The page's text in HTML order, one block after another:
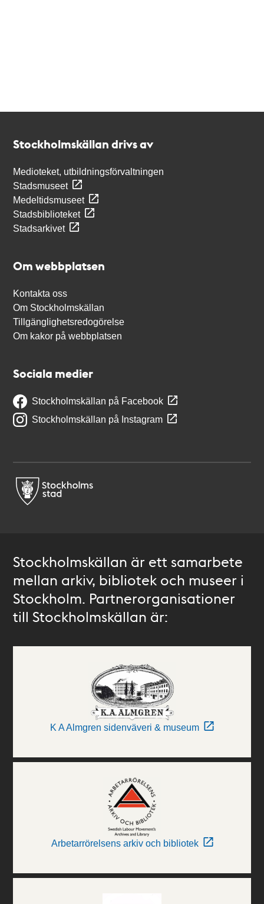
Stockholmskällan drivs av
Medioteket, utbildningsförvaltningen
Stadsmuseet
Medeltidsmuseet
Stadsbiblioteket
Stadsarkivet
Om webbplatsen
Kontakta oss
Om Stockholmskällan
Tillgänglighetsredogörelse
Om kakor på webbplatsen
Sociala medier
Stockholmskällan på Facebook
Stockholmskällan på Instagram
Stockholmskällan är ett samarbete
mellan arkiv, bibliotek och museer i
Stockholm. Partnerorganisationer
till Stockholmskällan är:
K A Almgren sidenväveri & museum
Arbetarrörelsens arkiv och bibliotek